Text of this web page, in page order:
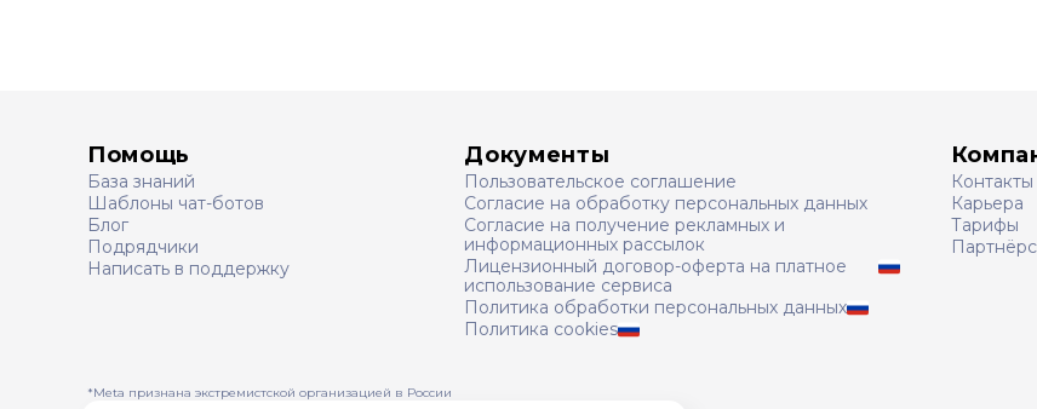
Помощь
База знаний
Шаблоны чат-ботов
Блог
Подрядчики
Написать в поддержку
Документы
Пользовательское соглашение
Согласие на обработку персональных данных
Согласие на получение рекламных и
информационных рассылок
Лицензионный договор-оферта на платное
использование сервиса
Политика обработки персональных данных
Политика cookies
Контакты
Карьера
Тарифы
*Meta признана экстремистcкой организацией в России